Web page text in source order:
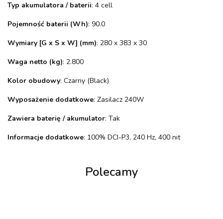
Typ akumulatora / baterii: 4 cell
Pojemność baterii (Wh): 90.0
Wymiary [G x S x W] (mm): 280 x 383 x 30
Waga netto (kg): 2.800
Kolor obudowy: Czarny (Black)
Wyposażenie dodatkowe: Zasilacz 240W
Zawiera baterię / akumulator: Tak
Informacje dodatkowe: 100% DCI-P3, 240 Hz, 400 nit
Polecamy